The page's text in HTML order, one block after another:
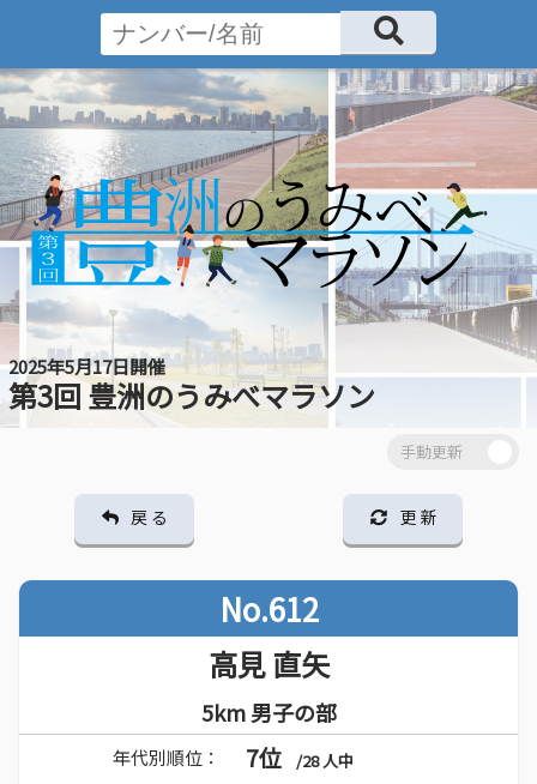
2025年5月17日開催
第3回 豊洲のうみべマラソン
戻 る 更 新
No.612
高見 直矢
5km 男子の部
年代別順位： 7位 /28 人中